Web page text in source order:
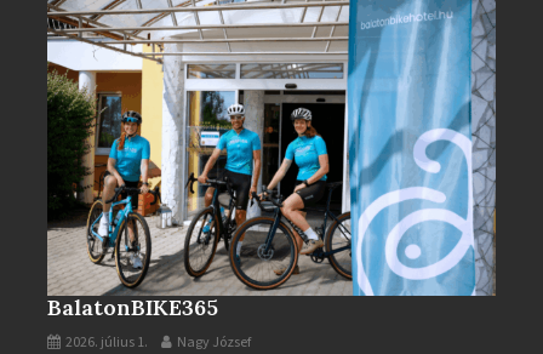
BalatonBIKE365
2026. július 1. Nagy József